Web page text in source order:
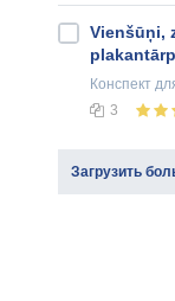
Vienšūņi,
Конспект
3
Загрузить